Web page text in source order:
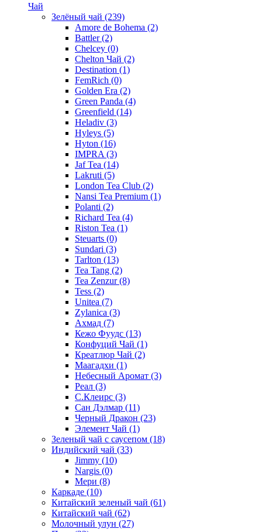
Чай
Зелёный чай (239)
Amore de Bohema (2)
Battler(2)
Chelcey (0)
Chelton Чай (2)
Destination (1)
FemRich (0)
Golden Era (2)
Green Panda (4)
Greenfield (14)
Heladiv (3)
Hyleys (5)
Hyton (16)
IMPRA (3)
Jaf Tea (14)
Lakruti (5)
London Tea Club (2)
Nansi Tea Premium (1)
Polanti (2)
Richard Tea (4)
Riston Tea (1)
Steuarts (0)
Sundari (3)
Tarlton (13)
Tea Tang (2)
Tea Zenzur(8)
Tess (2)
Unitea (7)
Zylanica (3)
Ахмад (7)
Кежо Фуудс (13)
Конфуций Чай (1)
Креатлюр Чай (2)
Маагадхи (1)
Небесный Аромат (3)
Реал (3)
С.Клеирс (3)
Сан Дэлмар (11)
Черный Дракон (23)
Элемент Чай (1)
Зеленый чай с саусепом (18)
Индийский чай (33)
Jimmy (10)
Nargis (0)
Мери (8)
Каркаде (10)
Китайский зеленый чай (61)
Китайский чай (62)
Молочный улун (27)